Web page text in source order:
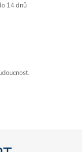
14 dnů